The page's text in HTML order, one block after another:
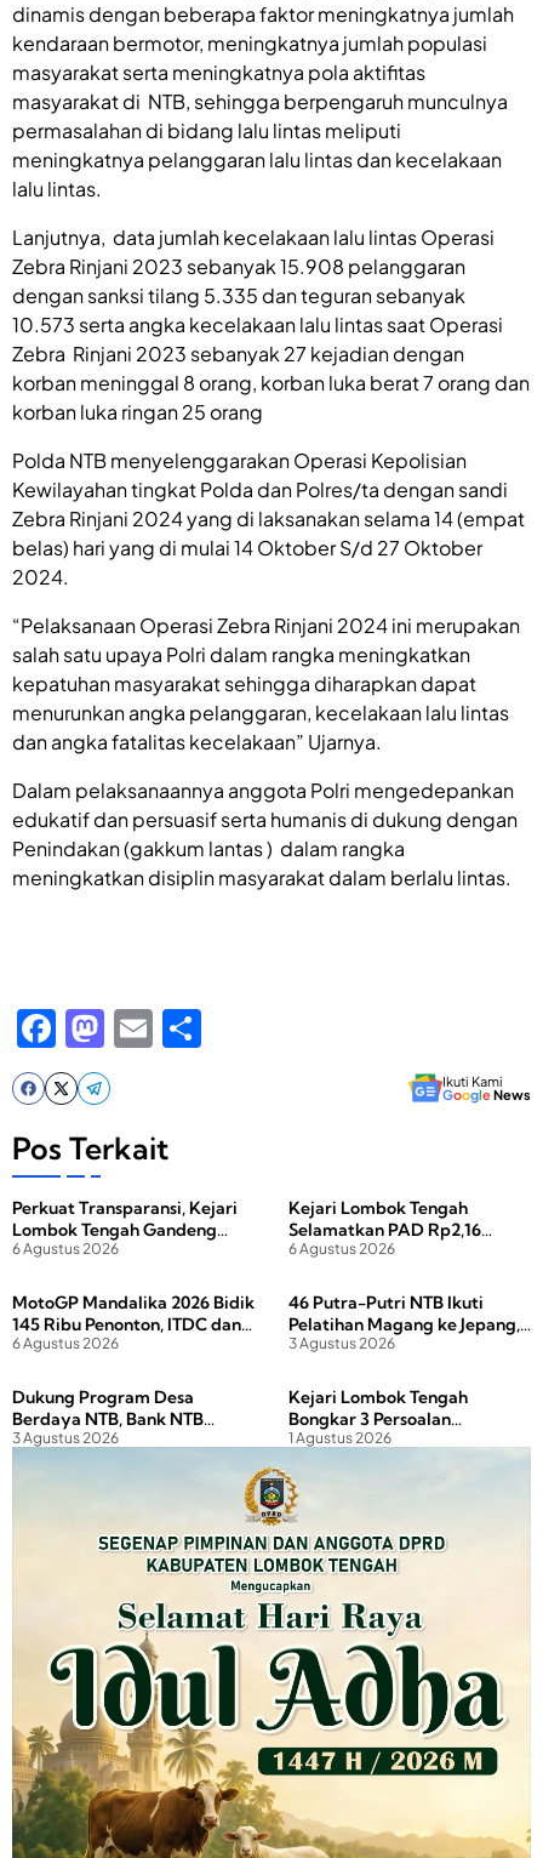
dinamis dengan beberapa faktor meningkatnya jumlah
kendaraan bermotor, meningkatnya jumlah populasi
masyarakat serta meningkatnya pola aktifitas
masyarakat di NTB, sehingga berpengaruh munculnya
permasalahan di bidang lalu lintas meliputi
meningkatnya pelanggaran lalu lintas dan kecelakaan
lalu lintas.
Lanjutnya, data jumlah kecelakaan lalu lintas Operasi
Zebra Rinjani 2023 sebanyak 15.908 pelanggaran
dengan sanksi tilang 5.335 dan teguran sebanyak
10.573 serta angka kecelakaan lalu lintas saat Operasi
Zebra Rinjani 2023 sebanyak 27 kejadian dengan
korban meninggal 8 orang, korban luka berat 7 orang dan
korban luka ringan 25 orang
Polda NTB menyelenggarakan Operasi Kepolisian
Kewilayahan tingkat Polda dan Polres/ta dengan sandi
Zebra Rinjani 2024 yang di laksanakan selama 14 (empat
belas) hari yang di mulai 14 Oktober S/d 27 Oktober
2024.
“Pelaksanaan Operasi Zebra Rinjani 2024 ini merupakan
salah satu upaya Polri dalam rangka meningkatkan
kepatuhan masyarakat sehingga diharapkan dapat
menurunkan angka pelanggaran, kecelakaan lalu lintas
dan angka fatalitas kecelakaan” Ujarnya.
Dalam pelaksanaannya anggota Polri mengedepankan
edukatif dan persuasif serta humanis di dukung dengan
Penindakan (gakkum lantas ) dalam rangka
meningkatkan disiplin masyarakat dalam berlalu lintas.
F
a
c
e
b
o
o
k
M
a
st
o
o
n
E
Ikuti Kami
GoogleNews
Pos Terkait
Perkuat Transparansi, Kejari
Lombok Tengah Gandeng
Media Lewat Coffee Morning
6 Agustus 2026
Kejari Lombok Tengah
Selamatkan PAD Rp2,16
Miliar dari Tunggakan Pajak
6 Agustus 2026
MotoGP Mandalika 2026 Bidik
145 Ribu Penonton, ITDC dan
Polda NTB Perkuat
6 Agustus 2026
46 Putra-Putri NTB Ikuti
Pelatihan Magang ke Jepang,
Gubernur Tekankan Disiplin
3 Agustus 2026
Dukung Program Desa
Berdaya NTB, Bank NTB
Syariah Salurkan Bantuan
Budidaya Ayam Petelur untuk
3 Agustus 2026
Kejari Lombok Tengah
Bongkar 3 Persoalan
Pertanahan yang Diduga
Hambat PAD Kawasan Wisata
1 Agustus 2026